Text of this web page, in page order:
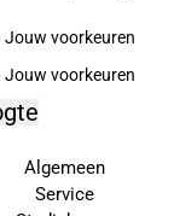
Jouw voorkeuren
Algemeen
Service